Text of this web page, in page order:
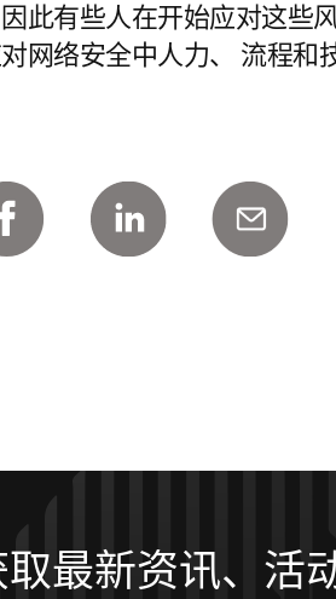
此有些人在开始应对这些
网络安全中人力、 流程和
取最新资讯、活